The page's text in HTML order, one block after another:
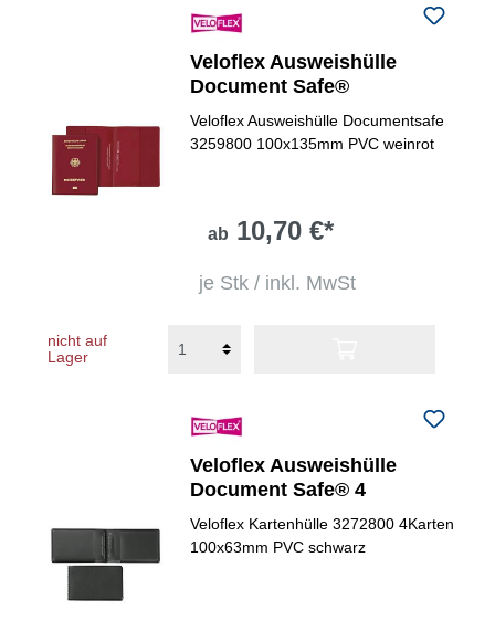
Veloflex Ausweishülle
Document Safe®
Veloflex Ausweishülle Documentsafe
3259800 100x135mm PVC weinrot
ab 10,70 €*
je Stk / inkl. MwSt
nicht auf
Lager
Veloflex Ausweishülle
Document Safe® 4
Veloflex Kartenhülle 3272800 4Karten
100x63mm PVC schwarz